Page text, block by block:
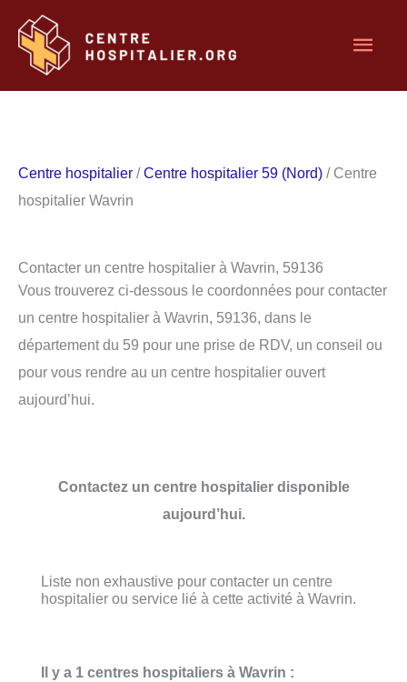
contenu
Centre hospitalier /Centre hospitalier 59 (Nord) / Centre
hospitalier Wavrin
Contacter un centre hospitalier à Wavrin, 59136
Vous trouverez ci-dessous le coordonnées pour contacter
un centre hospitalier à Wavrin, 59136, dans le
département du 59 pour une prise de RDV, un conseil ou
pour vous rendre au un centre hospitalier ouvert
aujourd’hui.
Contactez un centre hospitalier disponible
aujourd’hui.
Liste non exhaustive pour contacter un centre
hospitalier ou service lié à cette activité à Wavrin.
Il y a 1 centres hospitaliers à Wavrin :